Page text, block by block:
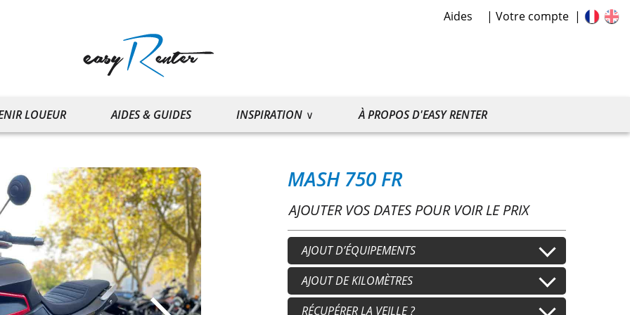
Aides Votre compte
LOUEUR AIDES & GUIDES INSPIRATION À PROPOS D'EASY RENTER
MASH 750 FR
AJOUTER VOS DATES POUR VOIR LE PRIX
AJOUT D’ÉQUIPEMENTS
Casque+15,00 €/j Casque secondaire /j
Gants+8,00 €/j Gants secondaires
AJOUT DE KILOMÈTRES
50 km/j+20,00 € /j 100 km/j
RÉCUPÉRER LA VEILLE ?